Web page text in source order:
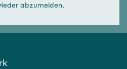
abzumelden.